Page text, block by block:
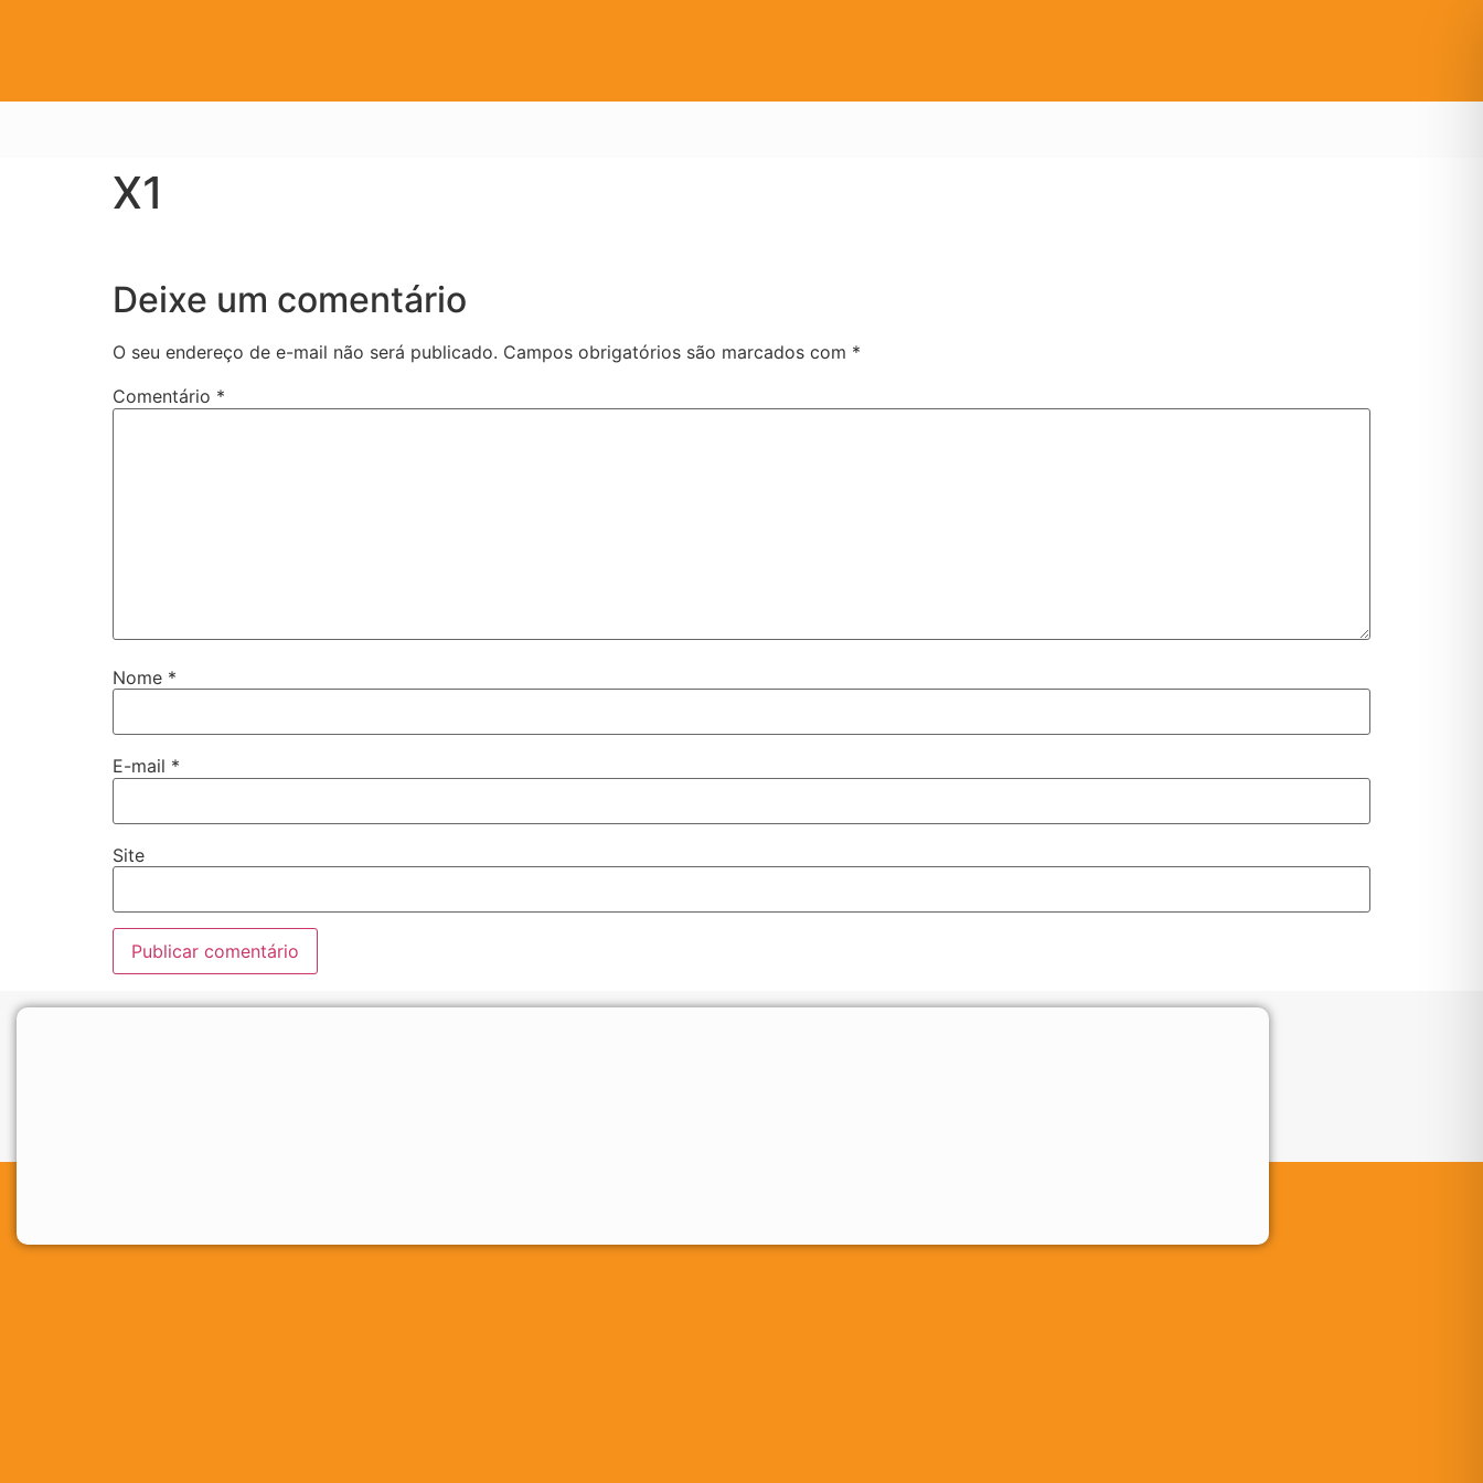
X1
Deixe um comentário
O seu endereço de e-mail não será publicado. Campos obrigatórios são marcados com *
Comentário *
Nome *
E-mail *
Site